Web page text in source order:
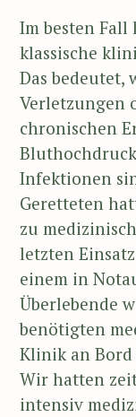
Im besten
klassische
Das bedeutet,
Verletzungen
chronischen
Infektionen
Geretteten
zu
letzten
einem in
Überlebende
benötigten
Klinik an Bord
Wir hatten
intensiv